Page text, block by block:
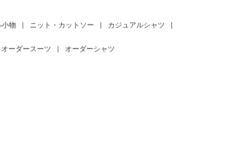
小物 ニット・カットソー カジュアルシャツ
オーダースーツ オーダーシャツ